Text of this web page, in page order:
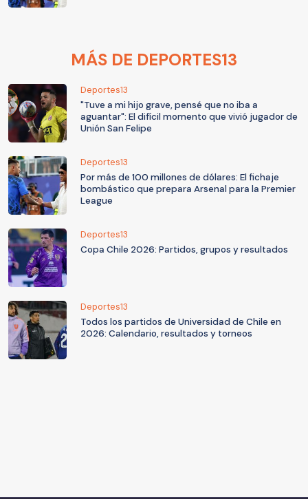
MÁS DE DEPORTES13
Deportes13
"Tuve a mi hijo grave, pensé que no iba a
aguantar": El difícil momento que vivió jugador de
Unión San Felipe
Deportes13
Por más de 100 millones de dólares: El fichaje
bombástico que prepara Arsenal para la Premier
League
Deportes13
Copa Chile 2026: Partidos, grupos y resultados
Deportes13
Todos los partidos de Universidad de Chile en
2026: Calendario, resultados y torneos